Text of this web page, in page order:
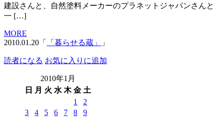
建設さんと、自然塗料メーカーのプラネットジャパンさんと
一 […]
MORE
2010.01.20「
「暮らせる蔵」 」
読者になる お気に入りに追加
2010年1月
日
月 火 水 木 金 土
1
2
3
4 5 6 7 8
9